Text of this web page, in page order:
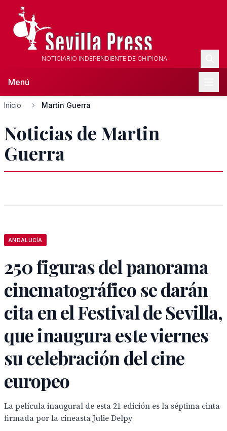
NOTICIARIO INDEPENDIENTE DE CHIPIONA
Menú
Inicio Martin Guerra
Noticias de Martin
Guerra
ANDALUCÍA
250 figuras del panorama
cinematográfico se darán
cita en el Festival de Sevilla,
que inaugura este viernes
su celebración del cine
europeo
La película inaugural de esta 21 edición es la séptima cinta
firmada por la cineasta Julie Delpy